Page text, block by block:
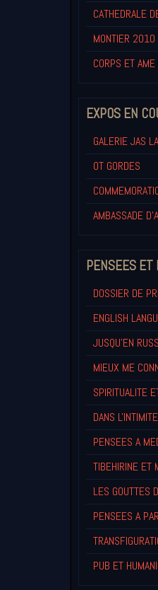
CATHEDRALE
MONTIER 2010
CORPS ET AME
EXPOS EN
GALERIE JAS
OT GORDES
AMBASSADE
PENSEES ET
DOSSIER DE
ENGLISH
JUSQU'EN
MIEUX ME
SPIRITUALITE
DANS
PENSEES A
TIBEHIRINE ET
LES GOUTTES
PENSEES A
PUB ET